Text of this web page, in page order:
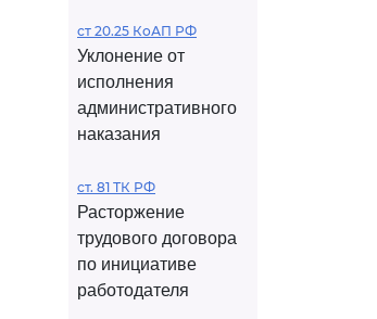
ст 20.25 КоАП РФ
Уклонение от
исполнения
административного
наказания
ст. 81 ТК РФ
Расторжение
трудового договора
по инициативе
работодателя